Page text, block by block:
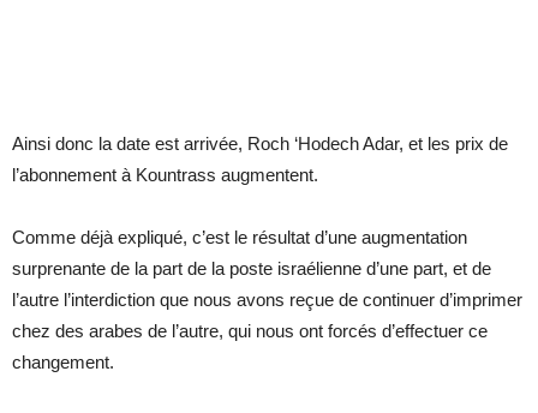
Ainsi donc la date est arrivée, Roch ‘Hodech Adar, et les prix de
l’abonnement à Kountrass augmentent.
Comme déjà expliqué, c’est le résultat d’une augmentation
surprenante de la part de la poste israélienne d’une part, et de
l’autre l’interdiction que nous avons reçue de continuer d’imprimer
chez des arabes de l’autre, qui nous ont forcés d’effectuer ce
changement.